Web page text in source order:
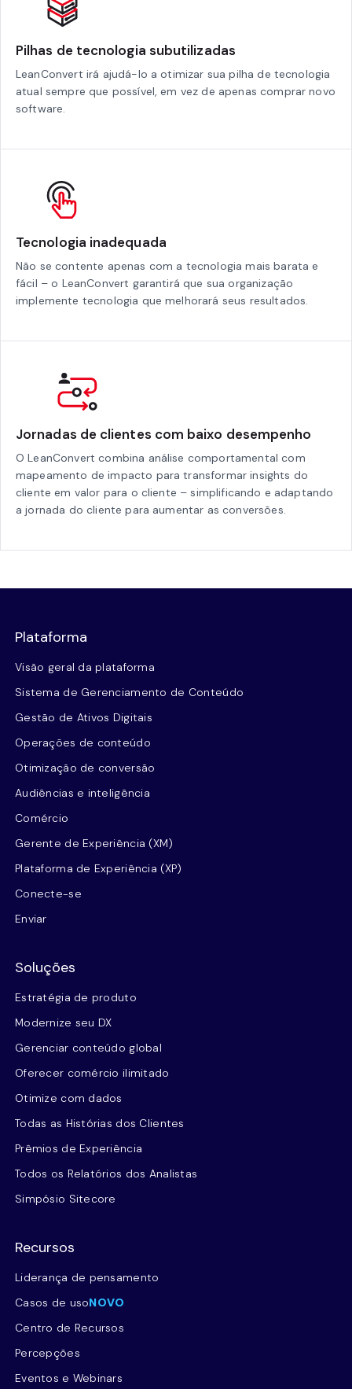
Pilhas de tecnologia subutilizadas
LeanConvert irá ajudá-lo a otimizar sua pilha de tecnologia
atual sempre que possível, em vez de apenas comprar novo
software.
Tecnologia inadequada
Não se contente apenas com a tecnologia mais barata e
fácil – o LeanConvert garantirá que sua organização
implemente tecnologia que melhorará seus resultados.
Jornadas de clientes com baixo desempenho
O LeanConvert combina análise comportamental com
mapeamento de impacto para transformar insights do
cliente em valor para o cliente – simplificando e adaptando
a jornada do cliente para aumentar as conversões.
Plataforma
Visão geral da plataforma
Sistema de Gerenciamento de Conteúdo
Gestão de Ativos Digitais
Operações de conteúdo
Otimização de conversão
Audiências e inteligência
Comércio
Gerente de Experiência (XM)
Plataforma de Experiência (XP)
Conecte-se
Enviar
Soluções
Estratégia de produto
Modernize seu DX
Gerenciar conteúdo global
Oferecer comércio ilimitado
Otimize com dados
Todas as Histórias dos Clientes
Prêmios de Experiência
Todos os Relatórios dos Analistas
Simpósio Sitecore
Recursos
Liderança de pensamento
Casos de usoNOVO
Centro de Recursos
Percepções
Eventos e Webinars